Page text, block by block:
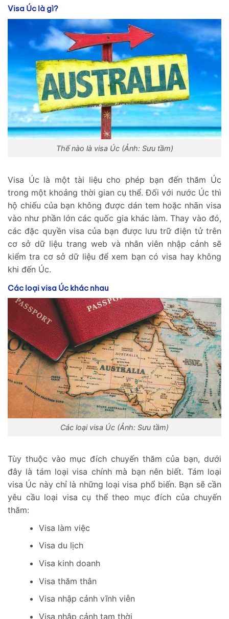
Visa Úc là gì?
Thế nào là visa Úc (Ảnh: Sưu tầm)
Visa Úc là một tài liệu cho phép bạn đến thăm Úc
trong một khoảng thời gian cụ thể. Đối với nước Úc thì
hộ chiếu của bạn không được dán tem hoặc nhãn visa
vào như phần lớn các quốc gia khác làm. Thay vào đó,
các đặc quyền visa của bạn được lưu trữ điện tử trên
cơ sở dữ liệu trang web và nhân viên nhập cảnh sẽ
kiểm tra cơ sở dữ liệu để xem bạn có visa hay không
khi đến Úc.
Các loại visa Úc khác nhau
Các loại visa Úc (Ảnh: Sưu tầm)
Tùy thuộc vào mục đích chuyến thăm của bạn, dưới
đây là tám loại visa chính mà bạn nên biết. Tám loại
visa Úc này chỉ là những loại visa phổ biến. Bạn sẽ cần
yêu cầu loại visa cụ thể theo mục đích của chuyến
thăm:
Visa làm việc
Visa du lịch
Visa kinh doanh
Visa thăm thân
Visa nhập cảnh vĩnh viễn
Visa nhập cảnh tạm thời